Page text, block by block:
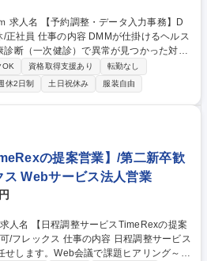
D
掛けるヘルス
断（一次健診）で異常が見つかった対象
の受診を促すアプローチや、受診に向けた
守るため、未受診の方
診枠を調整する、社会貢献度の高い事務
結果から対象者をリスト化■受診勧奨・調
し、受診枠の確保・日程調整や質問回答
はなし） ■データ入力：健診結果の回収
頼■他部門連携：提携医療機関や社内医療
OK 資格取得支援あり
転勤なし
休2日制 土日祝休み 服装自由
の提案営業】/第二新卒歓
Webサービス法人営業
容 日程調整サービス
せします。Web会議で課題ヒアリング～提